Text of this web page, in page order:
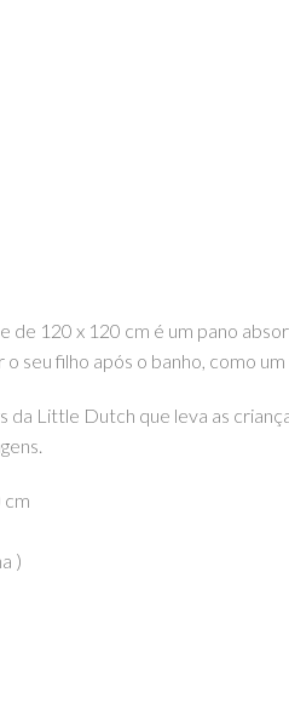
de 120 x 120 cm é um pano
seu filho após o banho, como
da Little Dutch que leva as
cm
)